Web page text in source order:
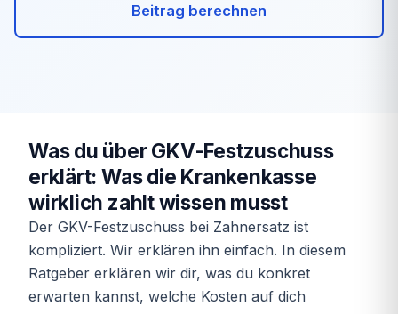
Beitrag berechnen
Was du über GKV-Festzuschuss
erklärt: Was die Krankenkasse
wirklich zahlt wissen musst
Der GKV-Festzuschuss bei Zahnersatz ist
kompliziert. Wir erklären ihn einfach. In diesem
Ratgeber erklären wir dir, was du konkret
erwarten kannst, welche Kosten auf dich